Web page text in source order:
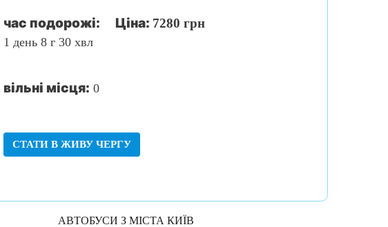
час подорожі:
1 день 8 г 30 хвл
вільні місця: 0
Ціна: 7280 грн
СТАТИ В ЖИВУ ЧЕРГУ
АВТОБУСИ З МІСТА КИЇВ